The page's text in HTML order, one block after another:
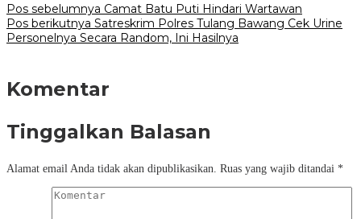
Pos sebelumnya Camat Batu Puti Hindari Wartawan
Pos berikutnya Satreskrim Polres Tulang Bawang Cek Urine
Personelnya Secara Random, Ini Hasilnya
Komentar
Tinggalkan Balasan
Alamat email Anda tidak akan dipublikasikan. Ruas yang wajib ditandai *